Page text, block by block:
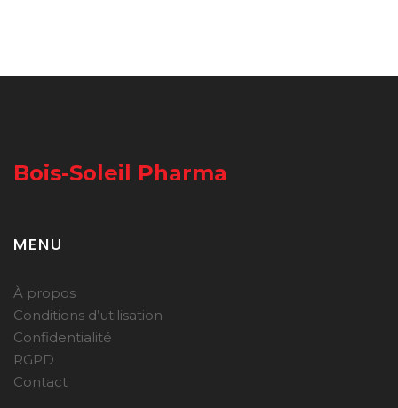
Bois-Soleil Pharma
MENU
À propos
Conditions d’utilisation
Confidentialité
RGPD
Contact